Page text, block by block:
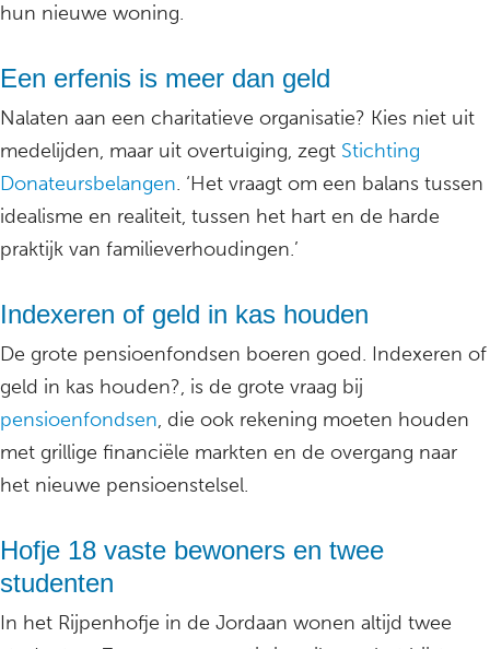
hun nieuwe woning.
Een erfenis is meer dan geld
Nalaten aan een charitatieve organisatie? Kies niet uit
medelijden, maar uit overtuiging, zegt Stichting
Donateursbelangen. ‘Het vraagt om een balans tussen
idealisme en realiteit, tussen het hart en de harde
praktijk van familieverhoudingen.’
Indexeren of geld in kas houden
De grote pensioenfondsen boeren goed. Indexeren of
geld in kas houden?, is de grote vraag bij
pensioenfondsen, die ook rekening moeten houden
met grillige financiële markten en de overgang naar
het nieuwe pensioenstelsel.
Hofje 18 vaste bewoners en twee
studenten
In het Rijpenhofje in de Jordaan wonen altijd twee